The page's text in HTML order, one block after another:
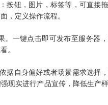
按钮，图片，标签等，可直接
，定义操作流程。
。一键点击即可发布至服务器
。
据自身偏好或者场景需求选择
现实进行产品宣传，降低生产